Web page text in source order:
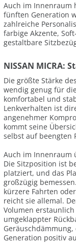
Auch im Innenraum
fünften Generation
zahlreiche
farbige Akzente,
gestaltbare
NISSAN MICRA:
Die größte Stärke
wendig genug für
komfortabel und
Lenkverhalten ist
angenehmer
kommt seine
selbst auf beengten
Auch im Innenraum
Die Sitzposition ist
platziert, und das
großzügig
kürzere Fahrten
reicht sie allemal.
Volumen
umgeklappter
Generation positiv